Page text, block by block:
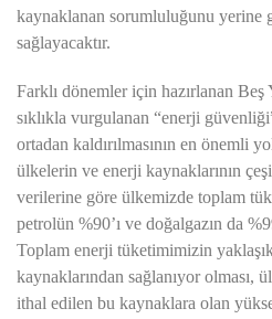
kaynaklanan sorumluluğunu yerine
sağlayacaktır.
Farklı dönemler için hazırlanan Beş
sıklıkla vurgulanan “enerji
ortadan kaldırılmasının en önemli
ülkelerin ve enerji kaynaklarının
verilerine göre ülkemizde toplam
petrolün %90’ı ve doğalgazın da
Toplam enerji tüketimimizin
kaynaklarından sağlanıyor olması,
ithal edilen bu kaynaklara olan